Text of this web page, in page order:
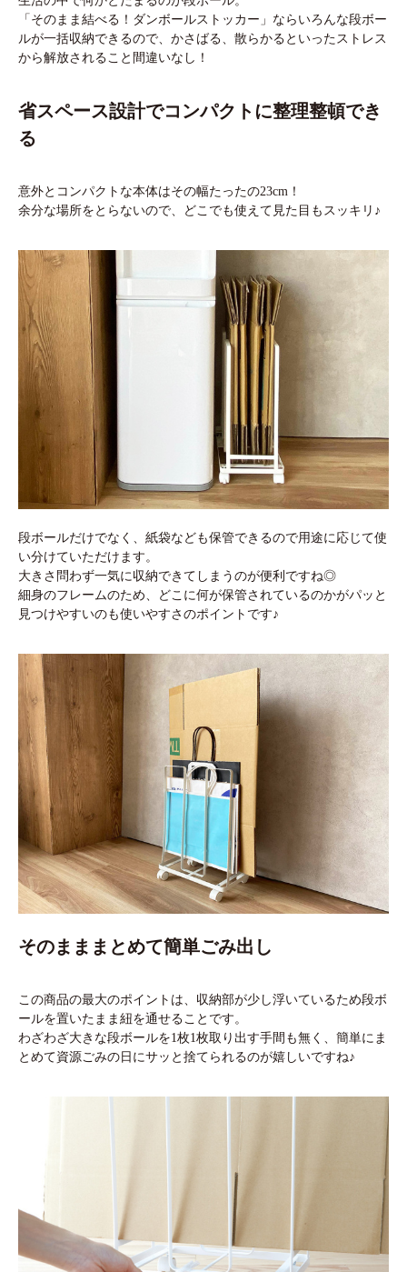
「そのまま結べる！ダンボールストッカー」ならいろんな段ボー
ルが一括収納できるので、かさばる、散らかるといったストレス
から解放されること間違いなし！
省スペース設計でコンパクトに整理整頓でき
る
意外とコンパクトな本体はその幅たったの23cm！
余分な場所をとらないので、どこでも使えて見た目もスッキリ♪
段ボールだけでなく、紙袋なども保管できるので用途に応じて使
い分けていただけます。
大きさ問わず一気に収納できてしまうのが便利ですね◎
細身のフレームのため、どこに何が保管されているのかがパッと
見つけやすいのも使いやすさのポイントです♪
そのまままとめて簡単ごみ出し
この商品の最大のポイントは、収納部が少し浮いているため段ボ
ールを置いたまま紐を通せることです。
わざわざ大きな段ボールを1枚1枚取り出す手間も無く、簡単にま
とめて資源ごみの日にサッと捨てられるのが嬉しいですね♪